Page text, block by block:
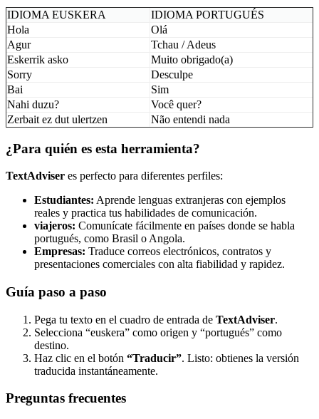
IDIOMA EUSKERA
IDIOMA PORTUGUÉS
Hola
Olá
Agur
Tchau / Adeus
Eskerrik asko
Muito obrigado(a)
Sorry
Desculpe
Bai
Sim
Nahi duzu?
Você quer?
Zerbait ez dut ulertzen
Não entendi nada
¿Para quién es esta herramienta?
TextAdviser es perfecto para diferentes perfiles:
Estudiantes: Aprende lenguas extranjeras con ejemplos
reales y practica tus habilidades de comunicación.
viajeros: Comunícate fácilmente en países donde se habla
portugués, como Brasil o Angola.
Empresas: Traduce correos electrónicos, contratos y
presentaciones comerciales con alta fiabilidad y rapidez.
Guía paso a paso
Pega tu texto en el cuadro de entrada de TextAdviser.
Selecciona “euskera” como origen y “portugués” como
destino.
Haz clic en el botón “Traducir”. Listo: obtienes la versión
traducida instantáneamente.
Preguntas frecuentes